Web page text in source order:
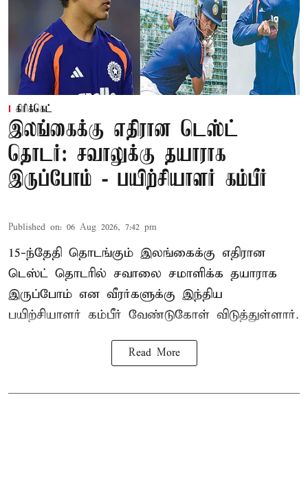
கிரிக்கெட்
இலங்கைக்கு எதிரான டெஸ்ட்
தொடர்: சவாலுக்கு தயாராக
இருப்போம் - பயிற்சியாளர் கம்பீர்
Published on: 06 Aug 2026, 7:42 pm
15-ந்தேதி தொடங்கும் இலங்கைக்கு எதிரான
டெஸ்ட் தொடரில் சவாலை சமாளிக்க தயாராக
இருப்போம் என வீரர்களுக்கு இந்திய
பயிற்சியாளர் கம்பீர் வேண்டுகோள் விடுத்துள்ளார்.
Read More